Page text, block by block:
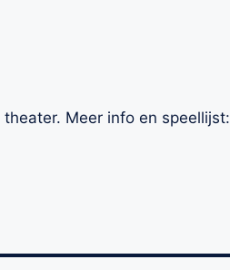
Meer info en speellijst: